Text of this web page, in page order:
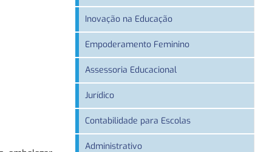
Inovação na Educação
Empoderamento Feminino
Assessoria Educacional
Jurídico
Contabilidade para Escolas
Administrativo